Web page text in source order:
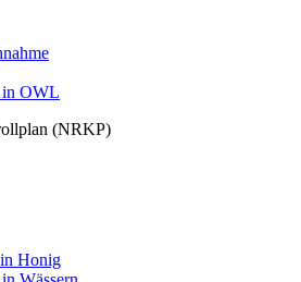
in OWL
(NRKP)
Honig